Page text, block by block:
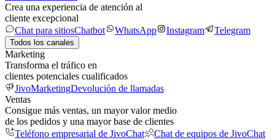
Crea una experiencia de atención al
cliente excepcional
Chat para sitiosChatbot WhatsApp Instagram Telegram
Todos los canales
Marketing
Transforma el tráfico en
clientes potenciales cualificados
JivoMarketingDevolución de llamadas
Ventas
Consigue más ventas, un mayor valor medio
de los pedidos y una mayor base de clientes
Teléfono empresarial de JivoChat
Chat de equipos de JivoChat